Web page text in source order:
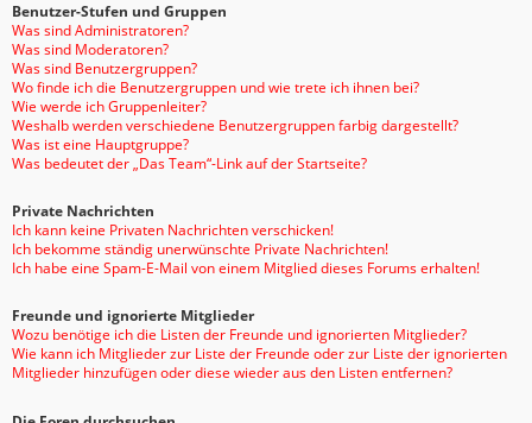
Benutzer-Stufen und Gruppen
Was sind Administratoren?
Was sind Moderatoren?
Was sind Benutzergruppen?
Wo finde ich die Benutzergruppen und wie trete ich ihnen bei?
Wie werde ich Gruppenleiter?
Weshalb werden verschiedene Benutzergruppen farbig dargestellt?
Was ist eine Hauptgruppe?
Was bedeutet der „Das Team“-Link auf der Startseite?
Private Nachrichten
Ich kann keine Privaten Nachrichten verschicken!
Ich bekomme ständig unerwünschte Private Nachrichten!
Ich habe eine Spam-E-Mail von einem Mitglied dieses Forums erhalten!
Freunde und ignorierte Mitglieder
Wozu benötige ich die Listen der Freunde und ignorierten Mitglieder?
Wie kann ich Mitglieder zur Liste der Freunde oder zur Liste der ignorierten
Mitglieder hinzufügen oder diese wieder aus den Listen entfernen?